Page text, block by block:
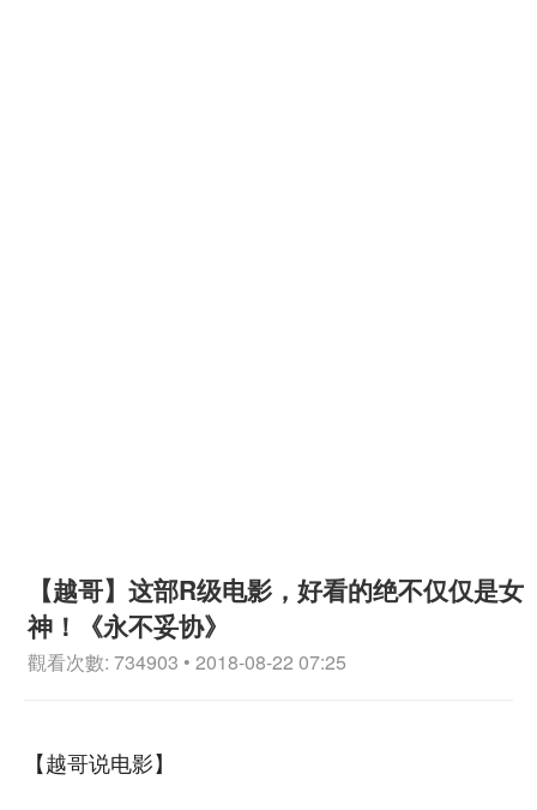
【越哥】这部R级电影，好看的绝不仅仅是女
神！《永不妥协》
觀看次數: 734903 • 2018-08-22 07:25
【越哥说电影】